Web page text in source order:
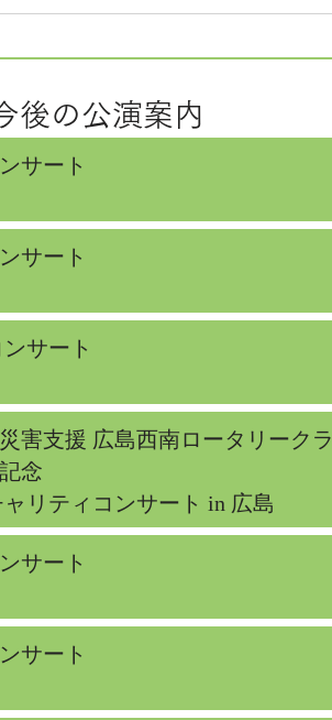
後の公演案内
サート
サート
サート
害支援 広島西南ロータリークラ
念
リティコンサート in 広島
サート
サート